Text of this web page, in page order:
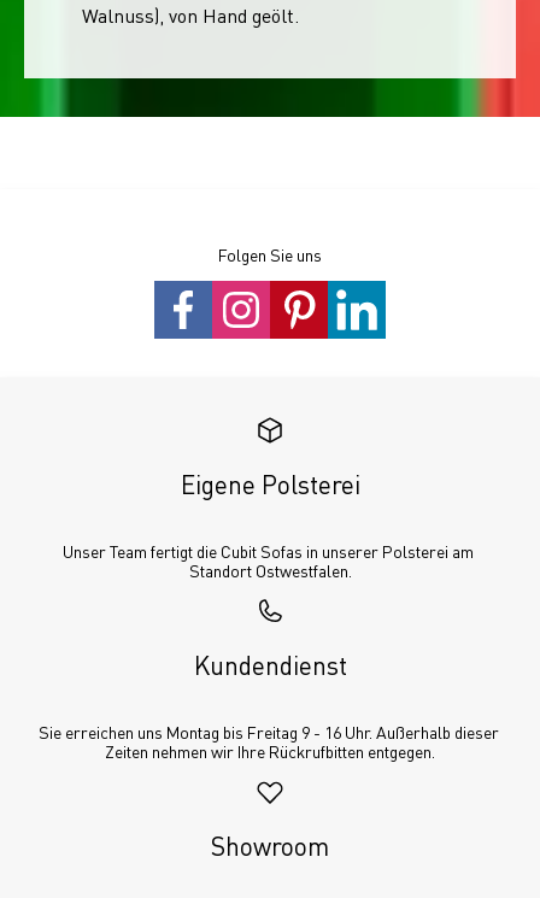
Walnuss), von Hand geölt.
Folgen Sie uns
Eigene Polsterei
Unser Team fertigt die Cubit Sofas in unserer Polsterei am
Standort Ostwestfalen.
Kundendienst
Sie erreichen uns Montag bis Freitag 9 - 16 Uhr. Außerhalb dieser
Zeiten nehmen wir Ihre Rückrufbitten entgegen.
Showroom